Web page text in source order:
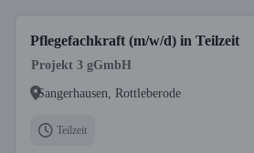
Pflegefachkraft (m/w/d) in Teilzeit
Projekt 3 gGmbH
Sangerhausen, Rottleberode
Teilzeit